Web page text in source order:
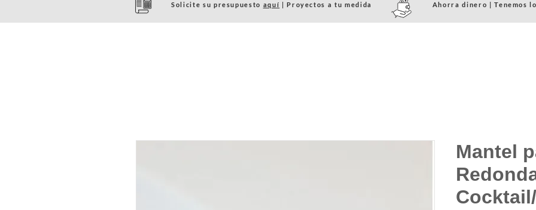
Solicite su presupuesto aquí | Proyectos a tu medida Ahorra dinero | Tenemos
Mantel